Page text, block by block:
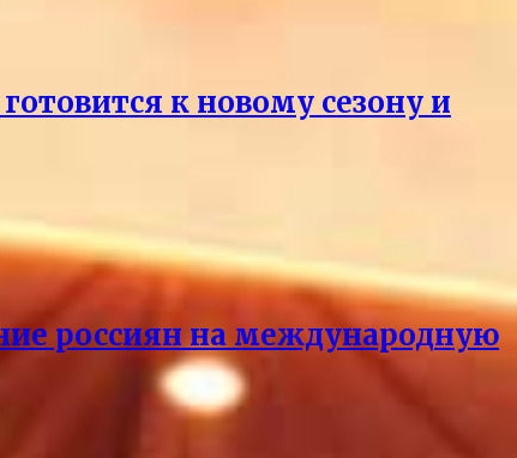
к новому сезону и
россиян на международную